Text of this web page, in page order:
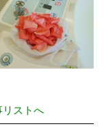
ストへ